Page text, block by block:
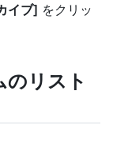
イブ] をクリッ
リスト